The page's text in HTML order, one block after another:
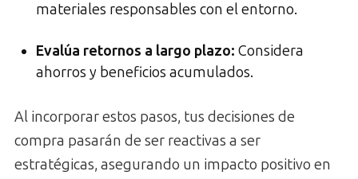
materiales responsables con el entorno.
Evalúa retornos a largo plazo: Considera
ahorros y beneficios acumulados.
Al incorporar estos pasos, tus decisiones de
compra pasarán de ser reactivas a ser
estratégicas, asegurando un impacto positivo en